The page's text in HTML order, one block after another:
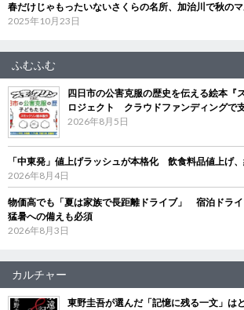
春だけじゃもったいないさくらの名所、加治川で秋の
2025年10月23日
ふむふむ
四日市の公害克服の歴史を伝える絵本『
ロジェクト クラウドファンディングで
2026年8月5日
「中東発」値上げラッシュが本格化 飲食料品値上げ
2026年8月4日
物価高でも「夏は家族で長距離ドライブ」 宿泊ドライ
猛暑への備えも必須
2026年8月3日
カルチャー
東野圭吾が選んだ「記憶に残る一文」